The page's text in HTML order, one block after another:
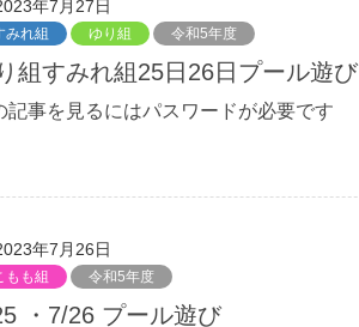
年7月27日
みれ組 ゆり組 令和5年度
ゆり組すみれ組25日26日プール遊び
記事を見るにはパスワードが必要です
年7月26日
もも組 令和5年度
25 ・7/26 プール遊び